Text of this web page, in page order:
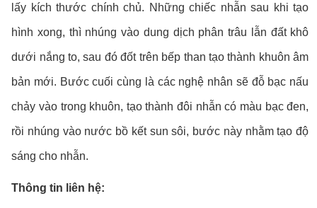
lấy kích thước chính chủ. Những chiếc nhẫn sau khi tạo
hình xong, thì nhúng vào dung dịch phân trâu lẫn đất khô
dưới nắng to, sau đó đốt trên bếp than tạo thành khuôn âm
bản mới. Bước cuối cùng là các nghệ nhân sẽ đỗ bạc nấu
chảy vào trong khuôn, tạo thành đôi nhẫn có màu bạc đen,
rồi nhúng vào nước bồ kết sun sôi, bước này nhằm tạo độ
sáng cho nhẫn.
Thông tin liên hệ: